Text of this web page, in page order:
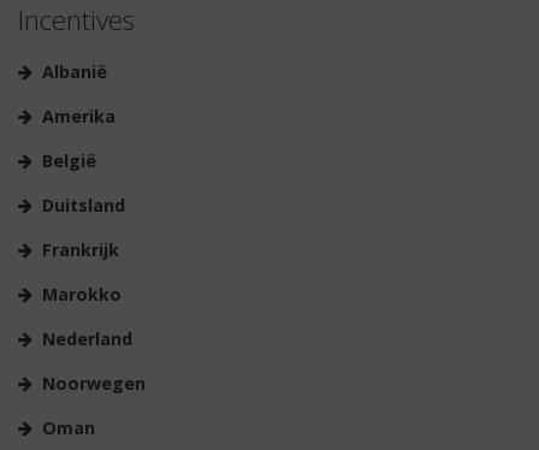
Incentives
Albanië
Amerika
België
Duitsland
Frankrijk
Marokko
Nederland
Noorwegen
Oman